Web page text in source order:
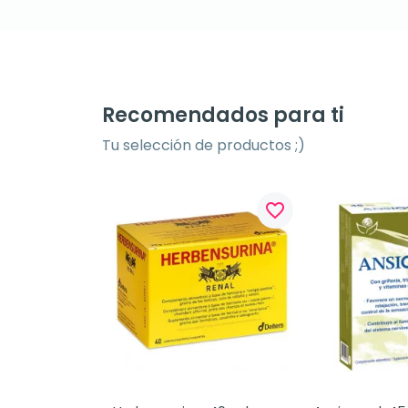
Recomendados para ti
Tu selección de productos ;)
favorite_border